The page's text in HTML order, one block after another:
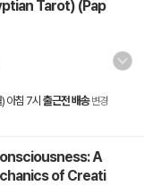
Tarot) (Pap
아침 7시 출근전 배송 변경
A
of Creati